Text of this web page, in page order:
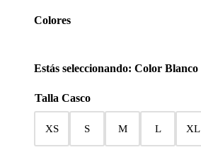
Colores
Estás seleccionando: Color Blanco
Talla Casco
XS S M L XL